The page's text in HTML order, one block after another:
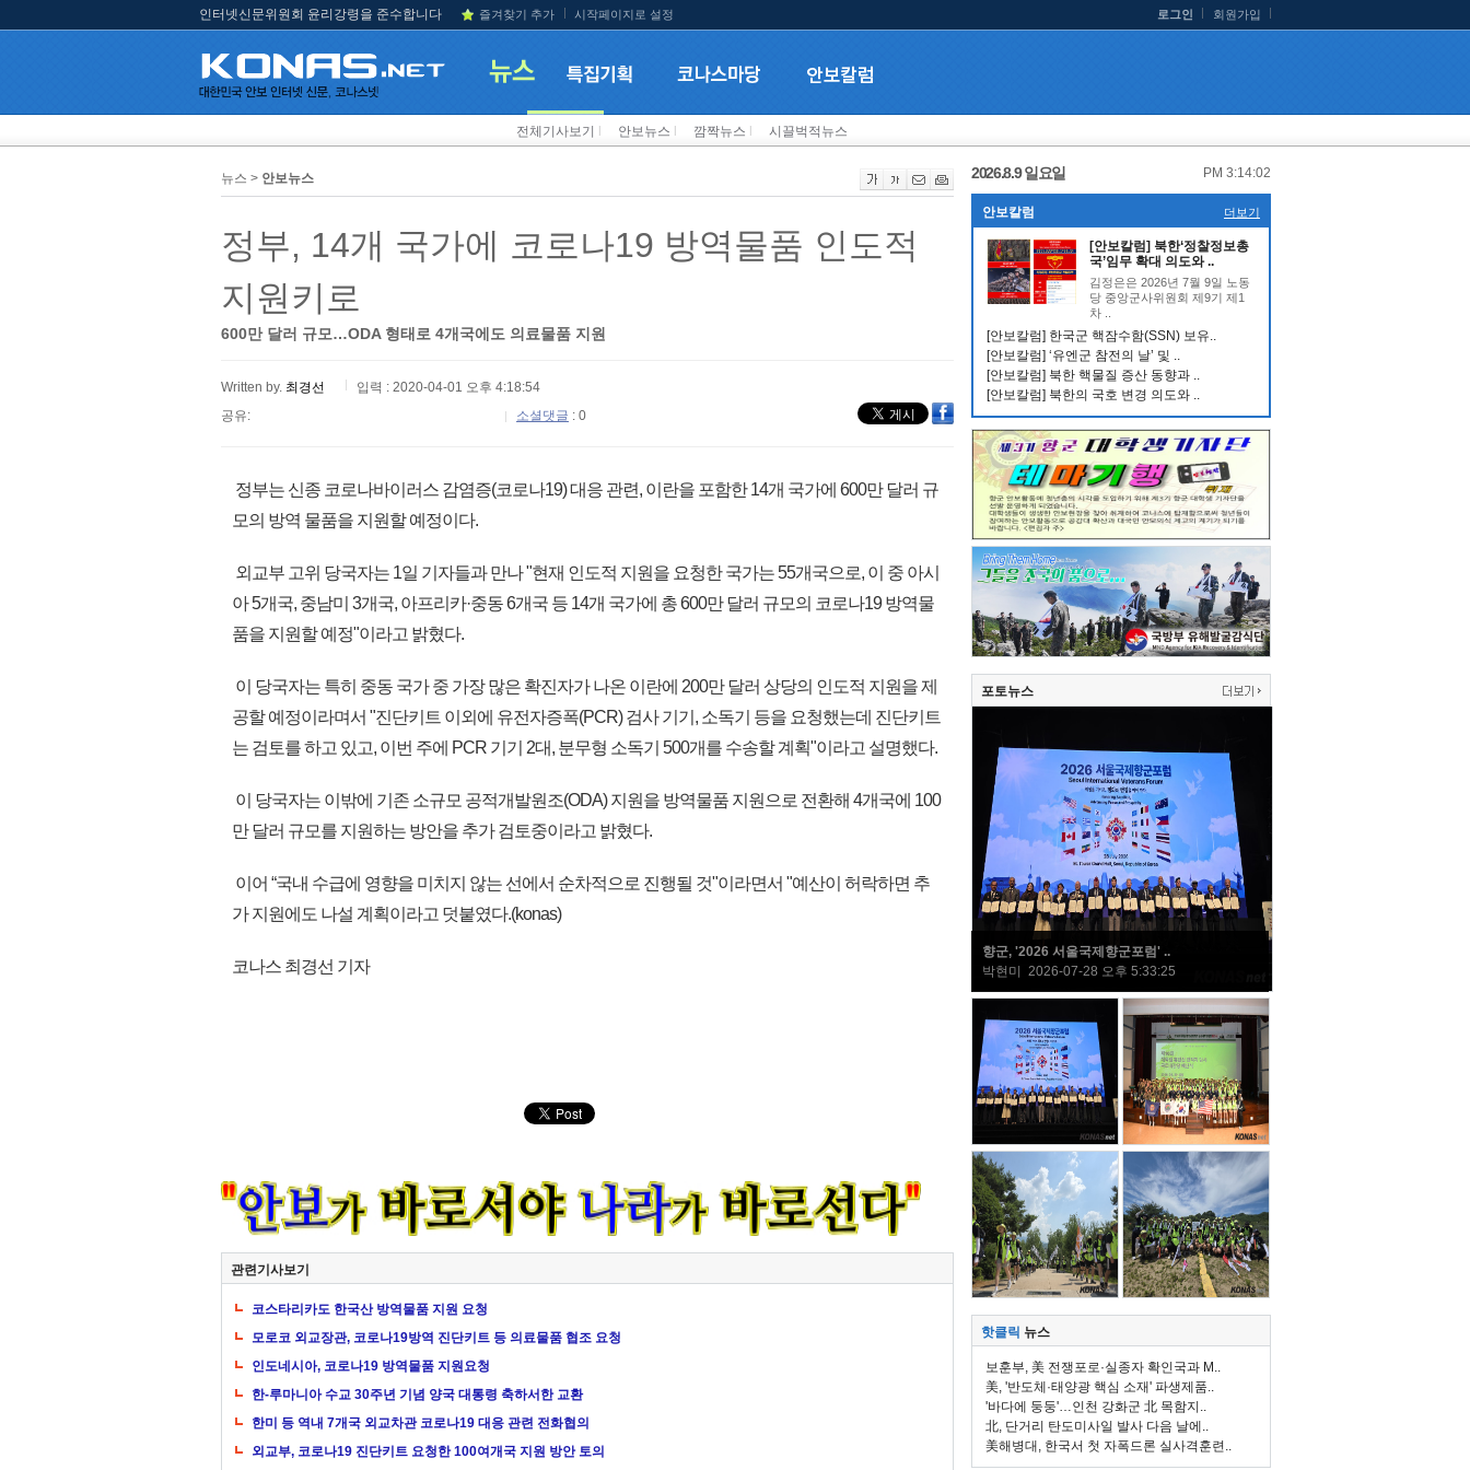
인터넷신문위원회 윤리강령을 준수합니다 즐겨찾기 추가 시작페이지로 설정 로그인 회원가입
전체기사보기 안보뉴스 깜짝뉴스 시끌벅적뉴스
뉴스 > 안보뉴스
정부, 14개 국가에 코로나19 방역물품 인도적
지원키로
600만 달러 규모…ODA 형태로 4개국에도 의료물품 지원
Written by. 최경선
입력 : 2020-04-01 오후 4:18:54
공유:
소셜댓글 : 0
정부는 신종 코로나바이러스 감염증(코로나19) 대응 관련, 이란을 포함한 14개 국가에 600만 달러 규
모의 방역 물품을 지원할 예정이다.
외교부 고위 당국자는 1일 기자들과 만나 "현재 인도적 지원을 요청한 국가는 55개국으로, 이 중 아시
아 5개국, 중남미 3개국, 아프리카·중동 6개국 등 14개 국가에 총 600만 달러 규모의 코로나19 방역물
품을 지원할 예정"이라고 밝혔다.
이 당국자는 특히 중동 국가 중 가장 많은 확진자가 나온 이란에 200만 달러 상당의 인도적 지원을 제
공할 예정이라며서 "진단키트 이외에 유전자증폭(PCR) 검사 기기, 소독기 등을 요청했는데 진단키트
는 검토를 하고 있고, 이번 주에 PCR 기기 2대, 분무형 소독기 500개를 수송할 계획"이라고 설명했다.
이 당국자는 이밖에 기존 소규모 공적개발원조(ODA) 지원을 방역물품 지원으로 전환해 4개국에 100
만 달러 규모를 지원하는 방안을 추가 검토중이라고 밝혔다.
이어 “국내 수급에 영향을 미치지 않는 선에서 순차적으로 진행될 것"이라면서 "예산이 허락하면 추
가 지원에도 나설 계획이라고 덧붙였다.(konas)
코나스 최경선 기자
관련기사보기
코스타리카도 한국산 방역물품 지원 요청
모로코 외교장관, 코로나19방역 진단키트 등 의료물품 협조 요청
인도네시아, 코로나19 방역물품 지원요청
한-루마니아 수교 30주년 기념 양국 대통령 축하서한 교환
한미 등 역내 7개국 외교차관 코로나19 대응 관련 전화협의
외교부, 코로나19 진단키트 요청한 100여개국 지원 방안 토의
2026.8.9 일요일 PM 3:14:03
안보칼럼 더보기
[안보칼럼] 북한‘정찰정보총
국’임무 확대 의도와 ..
김정은은 2026년 7월 9일 노동
당 중앙군사위원회 제9기 제1
차 ..
[안보칼럼] 한국군 핵잠수함(SSN) 보유..
[안보칼럼] ‘유엔군 참전의 날’ 및 ..
[안보칼럼] 북한 핵물질 증산 동향과 ..
[안보칼럼] 북한의 국호 변경 의도와 ..
포토뉴스
향군, '2026 서울국제향군포럼' ..
박현미 2026-07-28 오후 5:33:25
핫클릭 뉴스
보훈부, 美 전쟁포로·실종자 확인국과 M..
美, '반도체·태양광 핵심 소재' 파생제품..
'바다에 둥둥'…인천 강화군 北 목함지..
北, 단거리 탄도미사일 발사 다음 날에..
美해병대, 한국서 첫 자폭드론 실사격훈련..